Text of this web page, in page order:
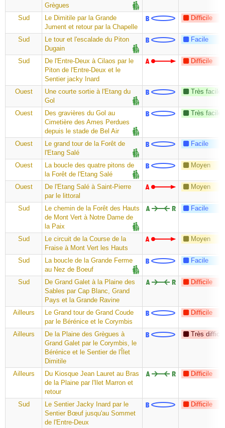
Grègues
Sud
Le Dimitile par la Grande
Jument et retour par la Chapelle
Difficile
Sud
Le tour et l'escalade du Piton
Dugain
Facile
Sud
De l'Entre-Deux à Cilaos par le
Piton de l'Entre-Deux et le
Sentier jacky Inard
Difficile
Ouest
Une courte sortie à l'Etang du
Gol
Très facile
Ouest
Des gravières du Gol au
Cimetière des Ames Perdues
depuis le stade de Bel Air
Très facile
Ouest
Le grand tour de la Forêt de
l'Etang Salé
Facile
Ouest
La boucle des quatre pitons de
la Forêt de l'Etang Salé
Moyen
Ouest
De l'Etang Salé à Saint-Pierre
par le littoral
Moyen
Sud
Le chemin de la Forêt des Hauts
de Mont Vert à Notre Dame de
la Paix
Facile
Sud
Le circuit de la Course de la
Fraise à Mont Vert les Hauts
Moyen
Sud
La boucle de la Grande Ferme
au Nez de Boeuf
Facile
Sud
De Grand Galet à la Plaine des
Sables par Cap Blanc, Grand
Pays et la Grande Ravine
Difficile
Ailleurs
Le Grand tour de Grand Coude
par le Bérénice et le Corymbis
Difficile
Ailleurs
De la Plaine des Grègues à
Grand Galet par le Corymbis, le
Bérénice et le Sentier de l'Îlet
Dimitile
Très
Ailleurs
Du Kiosque Jean Lauret au Bras
de la Plaine par l'Ilet Marron et
retour
Difficile
Sud
Le Sentier Jacky Inard par le
Sentier Bœuf jusqu'au Sommet
de l'Entre-Deux
Difficile